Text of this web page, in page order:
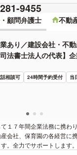
9455
顧問弁護士 不動
あり／建設会社・不
法書士法人の代表】
相談可 24時間予約受付 当
１７年間企業法務に携わ
会社、保育園の各経営に
。全力でサポートします。